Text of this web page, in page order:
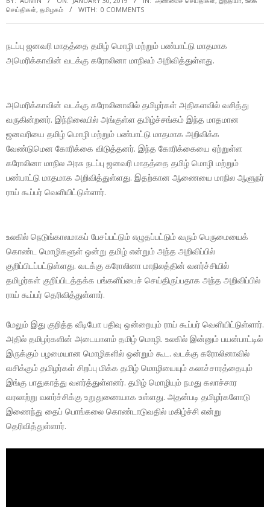
செய்திகள், தமிழகம் WITH: 0 COMMENTS
நடப்பு ஜனவரி மாதத்தை தமிழ் மொழி மற்றும் பண்பாட்டு மாதமாக
அமெரிக்காவின் வடக்கு கரோலினா மாநிலம் அறிவித்துள்ளது.
அமெரிக்காவின் வடக்கு கரோலினாவில் தமிழர்கள் அதிகளவில் வசித்து
வருகின்றனர். இந்நிலையில் அங்குள்ள தமிழ்ச்சங்கம் இந்த மாதமான
ஜனவரியை தமிழ் மொழி மற்றும் பண்பாட்டு மாதமாக அறிவிக்க
வேண்டுமென கோரிக்கை விடுத்தனர். இந்த கோரிக்கையை ஏற்றுள்ள
கரோலினா மாநில அரசு நடப்பு ஜனவரி மாதத்தை தமிழ் மொழி மற்றும்
பண்பாட்டு மாதமாக அறிவித்துள்ளது. இதற்கான ஆணையை மாநில ஆளுநர்
ராய் கூப்பர் வெளியிட்டுள்ளார்.
உலகில் நெடுங்காலமாகப் பேசப்பட்டும் எழுதப்பட்டும் வரும் பெருமையைக்
கொண்ட மொழிகளுள் ஒன்று தமிழ் என்றும் அந்த அறிவிப்பில்
குறிப்பிடப்பட்டுள்ளது. வடக்கு கரோலினா மாநிலத்தின் வளர்ச்சியில்
தமிழர்கள் குறிப்பிடத்தக்க பங்களிப்பைச் செய்திருப்பதாக அந்த அறிவிப்பில்
ராய் கூப்பர் தெரிவித்துள்ளார்.
மேலும் இது குறித்த வீடியோ பதிவு ஒன்றையும் ராய் கூப்பர் வெளியிட்டுள்ளார்.
அதில் தமிழர்களின் அடையாளம் தமிழ் மொழி. உலகில் இன்னும் பயன்பாட்டில்
இருக்கும் பழமையான மொழிகளில் ஒன்றும் கூட. வடக்கு கரோலினாவில்
வசிக்கும் தமிழர்கள் சிறப்பு மிக்க தமிழ் மொழியையும் கலாச்சாரத்தையும்
இங்கு பாதுகாத்து வளர்த்துள்ளனர். தமிழ் மொழியும் நமது கலாச்சார
வரலாற்று வளர்ச்சிக்கு உறுதுணையாக உள்ளது. அதன்படி தமிழர்களோடு
இணைந்து தைப் பொங்கலை கொண்டாடுவதில் மகிழ்ச்சி என்று
தெரிவித்துள்ளார்.